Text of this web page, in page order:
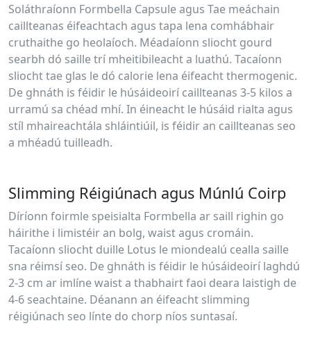
Soláthraíonn Formbella Capsule agus Tae meáchain
caillteanas éifeachtach agus tapa lena comhábhair
cruthaithe go heolaíoch. Méadaíonn sliocht gourd
searbh dó saille trí mheitibileacht a luathú. Tacaíonn
sliocht tae glas le dó calorie lena éifeacht thermogenic.
De ghnáth is féidir le húsáideoirí caillteanas 3-5 kilos a
urramú sa chéad mhí. In éineacht le húsáid rialta agus
stíl mhaireachtála shláintiúil, is féidir an caillteanas seo
a mhéadú tuilleadh.
Slimming Réigiúnach agus Múnlú Coirp
Díríonn foirmle speisialta Formbella ar saill righin go
háirithe i limistéir an bolg, waist agus cromáin.
Tacaíonn sliocht duille Lotus le miondealú cealla saille
sna réimsí seo. De ghnáth is féidir le húsáideoirí laghdú
2-3 cm ar imlíne waist a thabhairt faoi deara laistigh de
4-6 seachtaine. Déanann an éifeacht slimming
réigiúnach seo línte do chorp níos suntasaí.